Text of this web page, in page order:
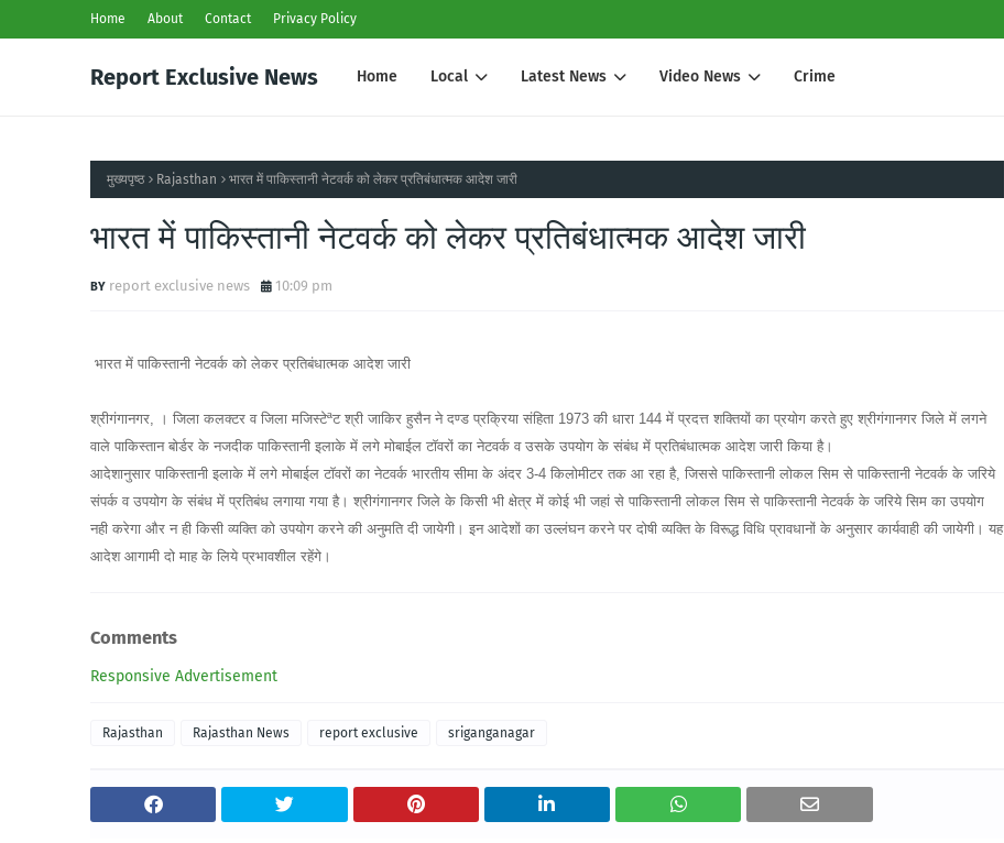
Home About Contact Privacy Policy
Report Exclusive News Home Local Latest News Video News Crime
मुख्यपृष्ठ Rajasthan भारत में पाकिस्तानी नेटवर्क को लेकर प्रतिबंधात्मक आदेश जारी
भारत में पाकिस्तानी नेटवर्क को लेकर प्रतिबंधात्मक आदेश जारी
report exclusive news 10:09 pm
भारत में पाकिस्तानी नेटवर्क को लेकर प्रतिबंधात्मक आदेश जारी
श्रीगंगानगर, । जिला कलक्टर व जिला मजिस्टेªट श्री जाकिर हुसैन ने दण्ड प्रक्रिया संहिता 1973 की धारा 144 में प्रदत्त शक्तियों का प्रयोग करते हुए श्रीगंगानगर जिले में लगने
वाले पाकिस्तान बोर्डर के नजदीक पाकिस्तानी इलाके में लगे मोबाईल टाॅवरों का नेटवर्क व उसके उपयोग के संबंध में प्रतिबंधात्मक आदेश जारी किया है।
आदेशानुसार पाकिस्तानी इलाके में लगे मोबाईल टाॅवरों का नेटवर्क भारतीय सीमा के अंदर 3-4 किलोमीटर तक आ रहा है, जिससे पाकिस्तानी लोकल सिम से पाकिस्तानी नेटवर्क के जरिये
संपर्क व उपयोग के संबंध में प्रतिबंध लगाया गया है। श्रीगंगानगर जिले के किसी भी क्षेत्र में कोई भी जहां से पाकिस्तानी लोकल सिम से पाकिस्तानी नेटवर्क के जरिये सिम का उपयोग
नही करेगा और न ही किसी व्यक्ति को उपयोग करने की अनुमति दी जायेगी। इन आदेशों का उल्लंघन करने पर दोषी व्यक्ति के विरूद्ध विधि प्रावधानों के अनुसार कार्यवाही की जायेगी। यह
आदेश आगामी दो माह के लिये प्रभावशील रहेंगे।
Comments
Responsive Advertisement
Rajasthan Rajasthan News report exclusive sriganganagar